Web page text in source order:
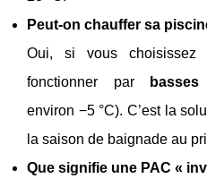
Peut‑on chauffer sa
Oui, si vous choisissez
fonctionner par
environ −5 °C). C’est la
la saison de baignade au
Que signifie une PAC «